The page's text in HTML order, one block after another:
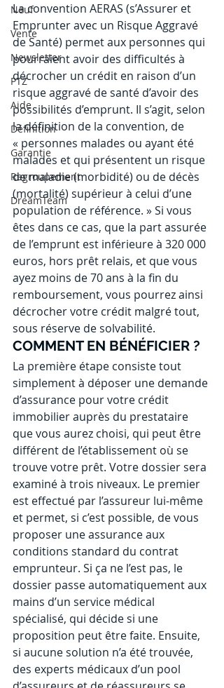
Neuf
Vente
Newsletter
PTZ
Aide
Définition
Garantie
Regroupement
DreamTeam
La convention AERAS (s’Assurer et
Emprunter avec un Risque Aggravé
de Santé) permet aux personnes qui
pourraient avoir des difficultés à
décrocher un crédit en raison d’un
risque aggravé de santé d’avoir des
possibilités d’emprunt. Il s’agit, selon
la définition de la convention, de
« personnes malades ou ayant été
malades et qui présentent un risque
de maladie (morbidité) ou de décès
(mortalité) supérieur à celui d’une
population de référence. » Si vous
êtes dans ce cas, que la part assurée
de l’emprunt est inférieure à 320 000
euros, hors prêt relais, et que vous
ayez moins de 70 ans à la fin du
remboursement, vous pourrez ainsi
décrocher votre crédit malgré tout,
sous réserve de solvabilité.
COMMENT EN BÉNÉFICIER ?
La première étape consiste tout
simplement à déposer une demande
d’assurance pour votre crédit
immobilier auprès du prestataire
que vous aurez choisi, qui peut être
différent de l’établissement où se
trouve votre prêt. Votre dossier sera
examiné à trois niveaux. Le premier
est effectué par l’assureur lui-même
et permet, si c’est possible, de vous
proposer une assurance aux
conditions standard du contrat
emprunteur. Si ça ne l’est pas, le
dossier passe automatiquement aux
mains d’un service médical
spécialisé, qui décide si une
proposition peut être faite. Ensuite,
si aucune solution n’a été trouvée,
des experts médicaux d’un pool